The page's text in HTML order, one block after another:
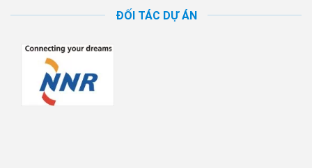
ĐỐI TÁC DỰ ÁN